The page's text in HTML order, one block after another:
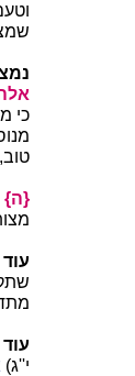
כי
{ה}
עוד
עוד
י''ג)